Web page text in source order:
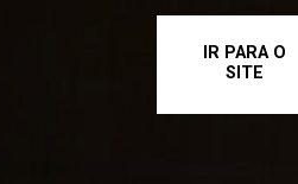
IR PARA O
SITE